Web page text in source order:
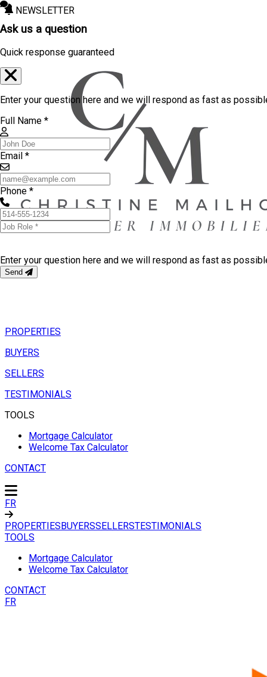
NEWSLETTER
PROPERTIES
BUYERS
SELLERS
TESTIMONIALS
TOOLS
Mortgage Calculator
Welcome Tax Calculator
CONTACT
FR
PROPERTIESBUYERSSELLERSTESTIMONIALS
TOOLS
Mortgage Calculator
Welcome Tax Calculator
CONTACT
FR
Ask us a question
Quick response guaranteed
Enter your question here and we will respond as fast as
Full Name *
Email *
Phone *
Enter your question here and we will respond as fast as
Send